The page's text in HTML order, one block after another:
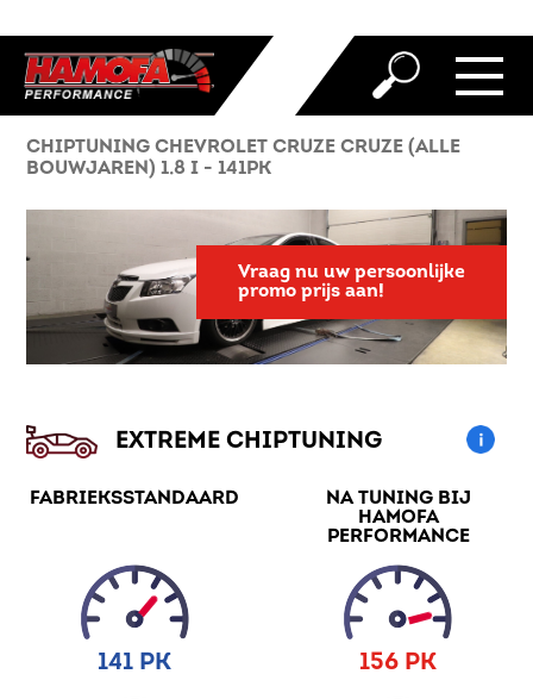
CHIPTUNING CHEVROLET CRUZE CRUZE (ALLE
BOUWJAREN) 1.8 I - 141PK
Vraag nu uw persoonlijke
promo prijs aan!
EXTREME CHIPTUNING
FABRIEKSSTANDAARD
NA TUNING BIJ
HAMOFA
PERFORMANCE
141 PK 156 PK